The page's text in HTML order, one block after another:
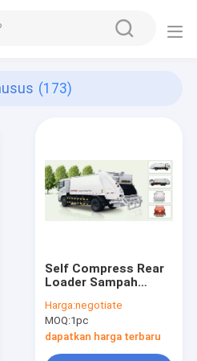
(173)
Self Compress Rear
Loader Sampah
Harga:negotiate
MOQ:1pc
dapatkan harga terbaru